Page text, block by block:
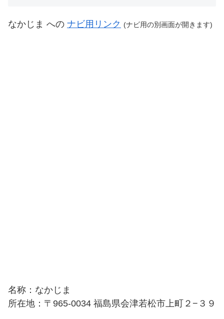
なかじま への ナビ用リンク (ナビ用の別画面が開きます)
名称：なかじま
所在地：〒965-0034 福島県会津若松市上町２−３９